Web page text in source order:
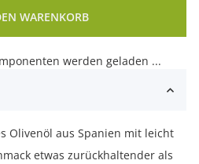
WARENKORB
werden geladen ...
Olivenöl aus Spanien mit leicht
etwas zurückhaltender als